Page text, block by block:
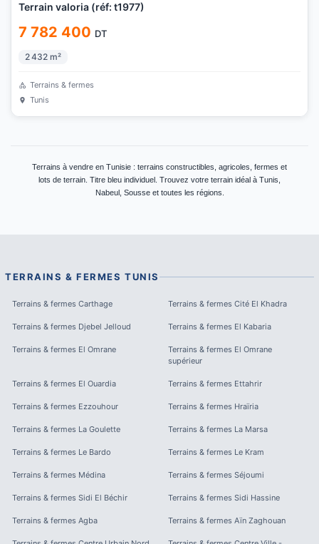
Terrain valoria (réf: t1977)
7 782 400 DT
2 432 m²
Terrains & fermes
Tunis
Terrains à vendre en Tunisie : terrains constructibles, agricoles, fermes et
lots de terrain. Titre bleu individuel. Trouvez votre terrain idéal à Tunis,
Nabeul, Sousse et toutes les régions.
TERRAINS & FERMES TUNIS
Terrains & fermes Carthage Terrains & fermes Cité El Khadra
Terrains & fermes Djebel Jelloud Terrains & fermes El Kabaria
Terrains & fermes El Omrane Terrains & fermes El Omrane
supérieur
Terrains & fermes El Ouardia Terrains & fermes Ettahrir
Terrains & fermes Ezzouhour Terrains & fermes Hraïria
Terrains & fermes La Goulette Terrains & fermes La Marsa
Terrains & fermes Le Bardo Terrains & fermes Le Kram
Terrains & fermes Médina Terrains & fermes Séjoumi
Terrains & fermes Sidi El Béchir Terrains & fermes Sidi Hassine
Terrains & fermes Agba Terrains & fermes Aïn Zaghouan